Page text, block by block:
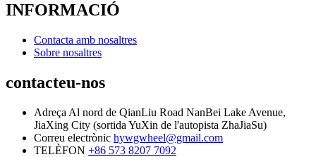
INFORMACIÓ
Contacta amb nosaltres
Sobre nosaltres
contacteu-nos
Adreça Al nord de QianLiu Road NanBei Lake Avenue,
JiaXing City (sortida YuXin de l'autopista ZhaJiaSu)
Correu electrònic hywgwheel@gmail.com
TELÈFON +86 573 8207 7092